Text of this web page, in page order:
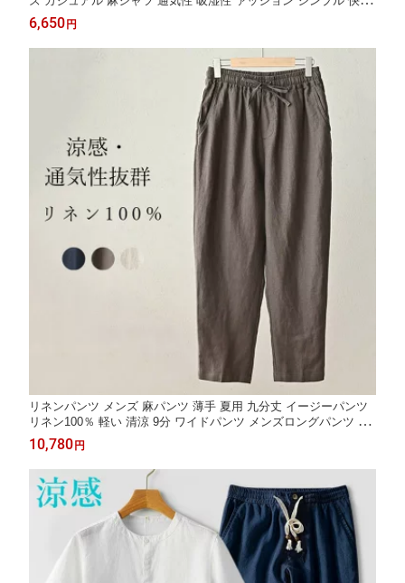
ゆったり ポケット付き サマーシャツ トップス 大人 上着 通勤 夏
用 夏服 父の日
6,650 円
リネンパンツ メンズ 麻パンツ 薄手 夏用 九分丈 イージーパンツ
リネン100％ 軽い 清涼 9分 ワイドパンツ メンズロングパンツ 亜
麻素材 夏 通勤 カジュアル ウエストゴム ドロスト 涼しい 無地 ベ
ーシック 長ズボン チノパン 通気性 春服 夏服 秋品 男性用ボトム
ス
10,780 円